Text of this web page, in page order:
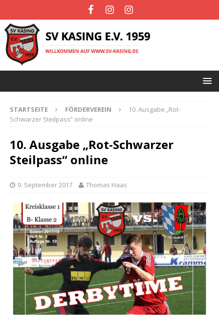
STARTSEITE FÖRDERVEREIN
10. Ausgabe „Rot-
Schwarzer Steilpass“ online
10. Ausgabe „Rot-Schwarzer
Steilpass“ online
9. September 2017 Thomas Haas